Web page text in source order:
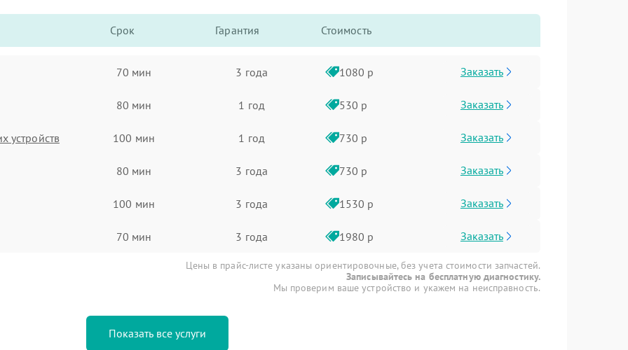
Срок Гарантия Стоимость
70 мин 3 года 1080 р Заказать
80 мин 1 год 530 р Заказать
устройств 100 мин 1 год 730 р Заказать
80 мин 3 года 730 р Заказать
100 мин 3 года 1530 р Заказать
70 мин 3 года 1980 р Заказать
Цены в прайс-листе указаны ориентировочные, без учета стоимости запчастей.
Записывайтесь на бесплатную диагностику.
Мы проверим ваше устройство и укажем на неисправность.
Показать все услуги